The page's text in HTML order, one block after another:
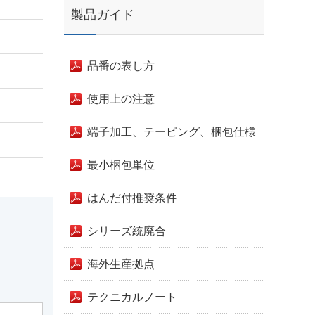
製品ガイド
品番の表し方
使用上の注意
端子加工、テーピング、梱包仕様
最小梱包単位
はんだ付推奨条件
シリーズ統廃合
海外生産拠点
テクニカルノート